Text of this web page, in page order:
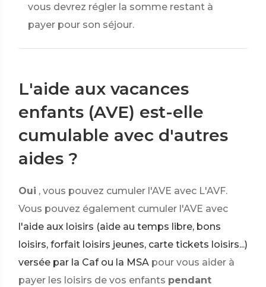
vous devrez régler la somme restant à
payer pour son séjour.
L'aide aux vacances
enfants (AVE) est-elle
cumulable avec d'autres
aides ?
Oui , vous pouvez cumuler l'AVE avec L'AVF.
Vous pouvez également cumuler l'AVE avec
l'aide aux loisirs (aide au temps libre, bons
loisirs, forfait loisirs jeunes, carte tickets loisirs...)
versée par la Caf ou la MSA pour vous aider à
payer les loisirs de vos enfants pendant